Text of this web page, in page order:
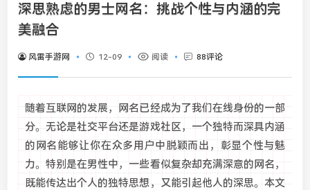
深思熟虑的男士网名：挑战个性与内涵的完
美融合
风雷手游网 12-09 阅读 88评论
随着互联网的发展，网名已经成为了我们在线身份的一部
分。无论是社交平台还是游戏社区，一个独特而深具内涵
的网名能够让你在众多用户中脱颖而出，彰显个性与魅
力。特别是在男性中，一些看似复杂却充满深意的网名，
既能传达出个人的独特思想，又能引起他人的深思。本文